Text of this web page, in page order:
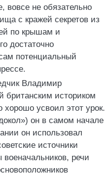
вовсе не обязательно
с кражей секретов из
по крышам и
достаточно
потенциальный
Владимир
британским историком
усвоил этот урок.
он в самом начале
он использовал
источники
речи